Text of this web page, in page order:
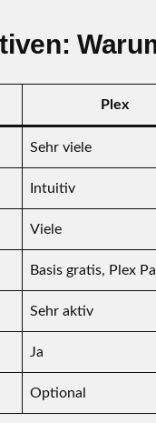
Plex
Sehr viele
Intuitiv
Viele
Basis gratis, Plex
Sehr aktiv
Ja
Optional